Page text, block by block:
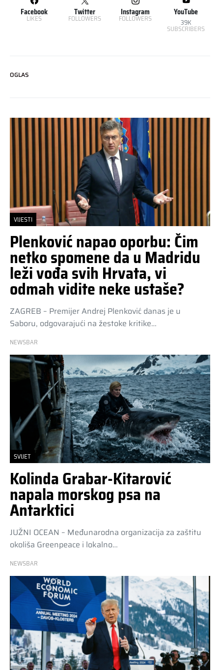
Facebook
LIKES
Twitter
FOLLOWERS
Instagram
FOLLOWERS
YouTube
39K
SUBSCRIBERS
OGLAS
VIJESTI
Plenković napao oporbu: Čim
netko spomene da u Madridu
leži vođa svih Hrvata, vi
odmah vidite neke ustaše?
ZAGREB – Premijer Andrej Plenković danas je u
Saboru, odgovarajući na žestoke kritike…
NEWSBAR
SVIJET
Kolinda Grabar-Kitarović
napala morskog psa na
Antarktici
JUŽNI OCEAN – Međunarodna organizacija za zaštitu
okoliša Greenpeace i lokalno…
NEWSBAR